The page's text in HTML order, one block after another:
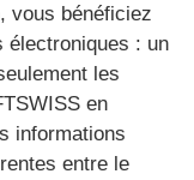
vous bénéficiez
électroniques : un
les
en
informations
entre le